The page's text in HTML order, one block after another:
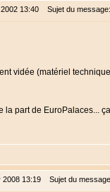
13:40 Sujet du
vidée (matériel
la part de EuroPalaces...
2008 13:19 Sujet du